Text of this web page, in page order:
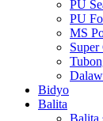
PU
PU
MS
Super
Bidyo
Balita
Balita